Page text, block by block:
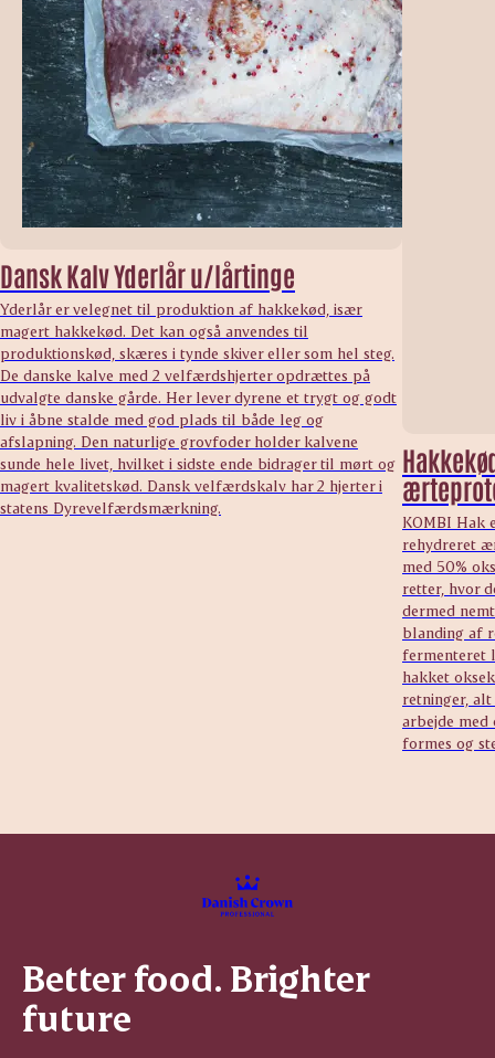
Dansk Kalv Yderlår u/lårtinge
Yderlår er velegnet til produktion af hakkekød, især
magert hakkekød. Det kan også anvendes til
produktionskød, skæres i tynde skiver eller som hel steg.
De danske kalve med 2 velfærdshjerter opdrættes på
udvalgte danske gårde. Her lever dyrene et trygt og godt
liv i åbne stalde med god plads til både leg og
afslapning. Den naturlige grovfoder holder kalvene
sunde hele livet, hvilket i sidste ende bidrager til mørt og
magert kvalitetskød. Dansk velfærdskalv har 2 hjerter i
statens Dyrevelfærdsmærkning.
KOMBI Hak
rehydreret
med 50%
retter, hvor
dermed
blanding af
fermenteret
hakket
retninger, alt
arbejde med
formes og
Better food. Brighter
future